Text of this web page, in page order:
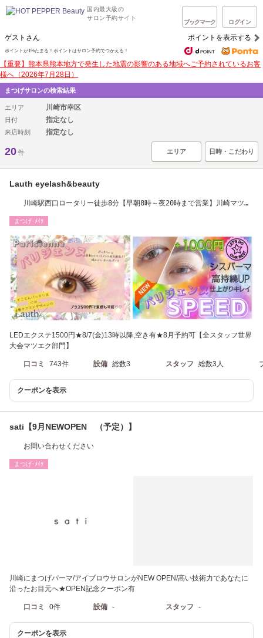
国内最大級の
サロン予約サイト
ブックマーク ログイン
ゲストさん ポイントを表示する
ポイントが1%たまる！ポイントはサロン予約でつかえる！
【重要】熊本県熊本地方で発生した地震の影響のある地域へご予約されているお客
様へ（2026年7月28日）
まつげサロンの検索結果
エリア 川崎市幸区
日付 指定なし
来店時刻 指定なし
20件 エリア 日時・こだわり
Lauth eyelash&beauty
川崎駅西口ロータリー徒歩8分【早朝8時～夜20時まで営業】川崎マツエ
まつげ･ﾒｲｸ
LEDエクステ1500円★8/7(金)13時以降,空き有★8月予約可【全スタッフ世界
大会マツエク部門】
口コミ 743件 設備 総数3 スタッフ 総数3人
クーポンを表示
sati【9月NEWOPEN （予定）】
お問い合わせください
まつげ･ﾒｲｸ
川崎にまつげパーマ/アイブロウサロンがNEW OPEN/高い技術力であなたに
沿ったお目元へ★OPEN記念クーポン有
口コミ 0件 設備 - スタッフ -
クーポンを表示